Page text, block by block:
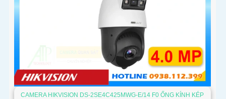
CAMERA HIKVISION DS-2SE4C425MWG-E/14 F0 ỐNG KÍNH KÉP